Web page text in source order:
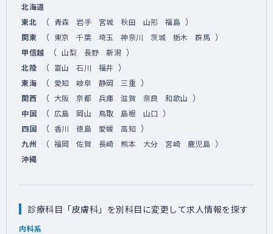
北海道
東北
（ 青森 岩手 宮城 秋田 山形 福島 ）
関東 （ 東京 千葉 埼玉 神奈川 茨城 栃木 群馬 ）
甲信越 （ 山梨 長野 新潟 ）
北陸 （ 富山 石川 福井 ）
東海 （ 愛知 岐阜 静岡 三重 ）
関西 （ 大阪 京都 兵庫 滋賀 奈良 和歌山 ）
中国 （ 広島 岡山 鳥取 島根 山口 ）
四国 （ 香川 徳島 愛媛 高知 ）
九州 （ 福岡 佐賀 長崎 熊本 大分 宮崎 鹿児島 ）
沖縄
診療科目「皮膚科」を別科目に変更して求人情報を探す
内科系